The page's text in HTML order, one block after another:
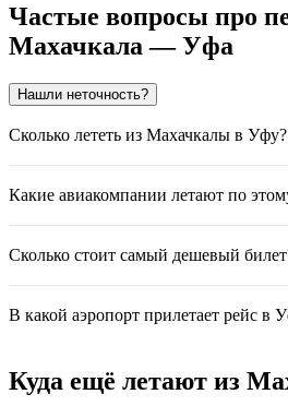
Частые вопросы про
Махачкала — Уфа
Нашли неточность?
Сколько лететь из Махачкалы в Уфу?
Какие авиакомпании летают по
Сколько стоит самый дешевый
В какой аэропорт прилетает рейс в
Куда ещё летают из